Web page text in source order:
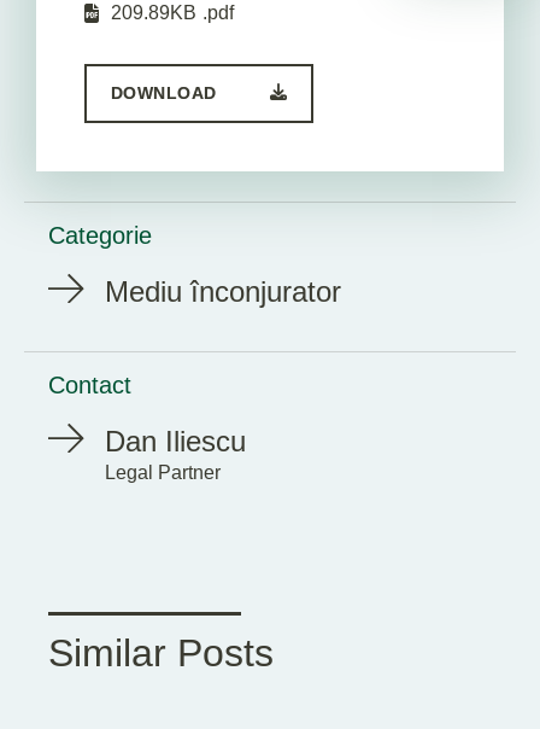
209.89KB .pdf
DOWNLOAD
Categorie
Mediu înconjurator
Contact
Dan Iliescu
Legal Partner
Similar Posts